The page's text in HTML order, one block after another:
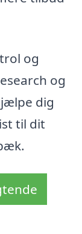
og
og
dig
til dit